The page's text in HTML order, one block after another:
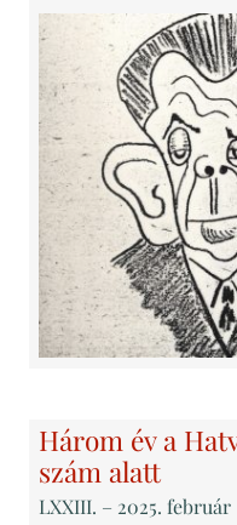
Három év a
szám alatt
LXXIII. – 2025. február